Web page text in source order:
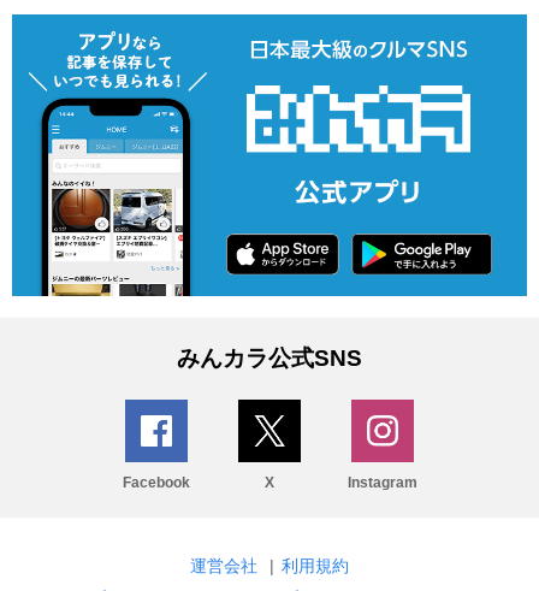
みんカラ公式SNS
Facebook X Instagram
運営会社 | 利用規約